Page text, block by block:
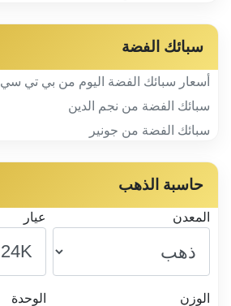
سبائك الفضة
أسعار سبائك الفضة اليوم من بي تي سي BTC
سبائك الفضة من نجم الدين
سبائك الفضة من جونير
حاسبة الذهب
المعدن عيار
الوزن الوحدة